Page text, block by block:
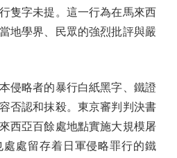
隻字未提。這一行為在馬來西
地學界、民眾的強烈批評與嚴
略者的暴行白紙黑字、鐵證
否認和抹殺。東京審判判決書
西亞百餘處地點實施大規模屠
處留存着日軍侵略罪行的鐵